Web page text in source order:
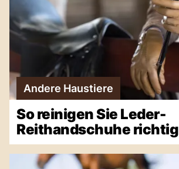
Andere Haustiere
So reinigen Sie Leder-
Reithandschuhe richtig